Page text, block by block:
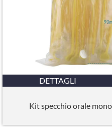
DETTAGLI
Kit specchio orale